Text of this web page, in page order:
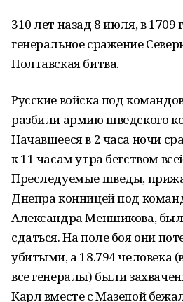
310 лет назад 8 июля, в
генеральное сражение
Полтавская битва.
Русские войска под
разбили армию шведского
Начавшееся в 2 часа ночи
к 11 часам утра бегством
Преследуемые шведы,
Днепра конницей под
Александра Меншикова,
сдаться. На поле боя они
убитыми, а 18.794 человека
все генералы) были
Карл вместе с Мазепой